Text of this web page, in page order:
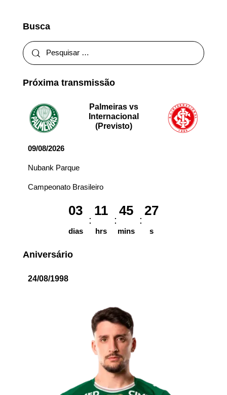
Busca
Próxima transmissão
Palmeiras vs
Internacional
(Previsto)
09/08/2026
Nubank Parque
Campeonato Brasileiro
03
dias
11
hrs
45
mins
27
s
Aniversário
24/08/1998